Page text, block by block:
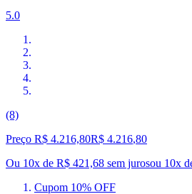
5.0
(8)
Preço R$ 4.216,80R$ 4.216,80
Ou 10x de R$ 421,68 sem jurosou 10x
Cupom 10% OFF